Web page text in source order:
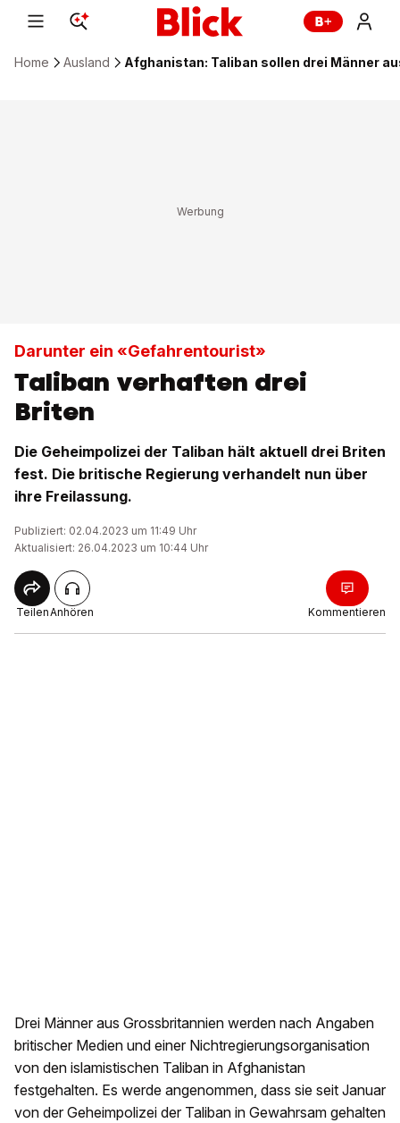
Home Ausland Afghanistan: Taliban sollen drei Männer
Darunter ein «Gefahrentourist»
Taliban verhaften drei
Briten
Die Geheimpolizei der Taliban hält aktuell drei Briten
fest. Die britische Regierung verhandelt nun über
ihre Freilassung.
Publiziert: 02.04.2023 um 11:49 Uhr
Aktualisiert: 26.04.2023 um 10:44 Uhr
TeilenAnhören Kommentieren
Drei Männer aus Grossbritannien werden nach Angaben
britischer Medien und einer Nichtregierungsorganisation
von den islamistischen Taliban in Afghanistan
festgehalten. Es werde angenommen, dass sie seit Januar
von der Geheimpolizei der Taliban in Gewahrsam gehalten